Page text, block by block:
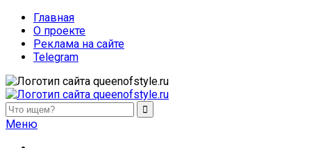
Главная
О проекте
Реклама на сайте
Telegram
queenofstyle.ru
Женский сайт о моде и красоте. Истории преображения и
Меню